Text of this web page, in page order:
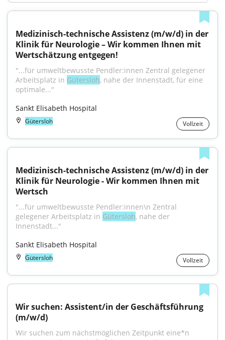
Medizinisch-technische Assistenz (m/w/d) in der
Klinik für Neurologie – Wir kommen Ihnen mit
Wertschätzung entgegen!
"...für umweltbewusste Pendler:innen Zentral gelegener
Arbeitsplatz in Gütersloh, nahe der Innenstadt, für eine
optimale..."
Sankt Elisabeth Hospital
Gütersloh Vollzeit
Medizinisch-technische Assistenz (m/w/d) in der
Klinik für Neurologie - Wir kommen Ihnen mit
Wertsch
"...für umweltbewusste Pendler:innen\n Zentral
gelegener Arbeitsplatz in Gütersloh, nahe der
Innenstadt..."
Sankt Elisabeth Hospital
Gütersloh Vollzeit
Wir suchen: Assistent/in der Geschäftsführung
(m/w/d)
Wir suchen zum nächstmöglichen Zeitpunkt eine*n